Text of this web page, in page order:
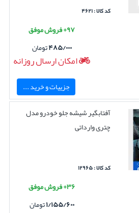
کد کالا : ۴۶۲۱
۹۷+ فروش موفق
۴۸۵/۰۰۰تومان
امکان ارسال روزانه
جزییات و خرید ...
آفتابگیر شیشه جلو خودرو مدل
چتری وارداتی
کد کالا : ۱۲۹۶۵
۳۶+ فروش موفق
۱/۱۵۵/۶۰۰تومان